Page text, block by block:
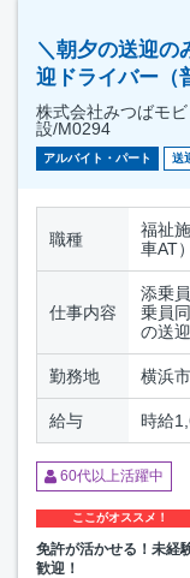
＼朝夕の送迎の
迎ドライバー（
株式会社みつばモ
設/M0294
アルバイト・パート 送
職種
福祉
車AT）
仕事内容
添乗
乗員
の送
勤務地 横浜
給与 時給
60代以上活躍中
ここがオススメ！
免許が活かせる！未経
歓迎！